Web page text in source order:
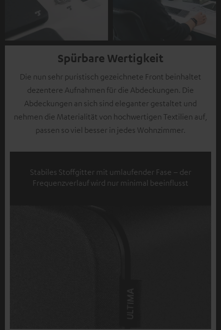
Spürbare Wertigkeit
Die nun sehr puristisch gezeichnete Front beinhaltet
dezentere Aufnahmen für die Abdeckungen. Die
Abdeckungen an sich sind eleganter gestaltet und
nehmen die Materialität von hochwertigen Textilien auf,
passen so viel besser in jedes Wohnzimmer.
Stabiles Stoffgitter mit umlaufender Fase – der
Frequenzverlauf wird nur minimal beeinflusst